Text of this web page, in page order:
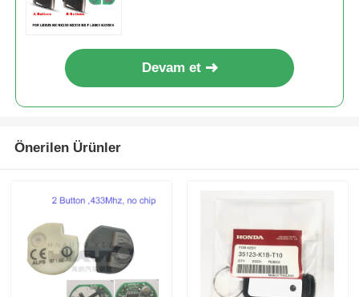
Devam et
Önerilen Ürünler